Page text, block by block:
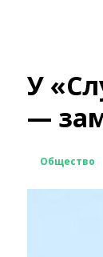
У
—
Общество